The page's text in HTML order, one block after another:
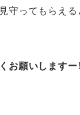
守ってもらえる
お願いしますー！